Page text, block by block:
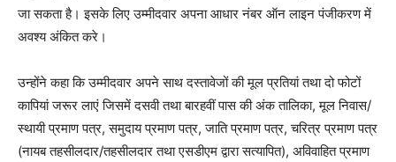
जा सकता है। इसके लिए उम्मीदवार अपना आधार नंबर ऑन लाइन पंजीकरण में
अवश्य अंकित करे।
उन्होंने कहा कि उम्मीदवार अपने साथ दस्तावेजों की मूल प्रतियां तथा दो फोटों
कापियां जरूर लाएं जिसमें दसवी तथा बारहवीं पास की अंक तालिका, मूल निवास/
स्थायी प्रमाण पत्र, समुदाय प्रमाण पत्र, जाति प्रमाण पत्र, चरित्र प्रमाण पत्र
(नायब तहसीलदार/तहसीलदार तथा एसडीएम द्वारा सत्यापित), अविवाहित प्रमाण